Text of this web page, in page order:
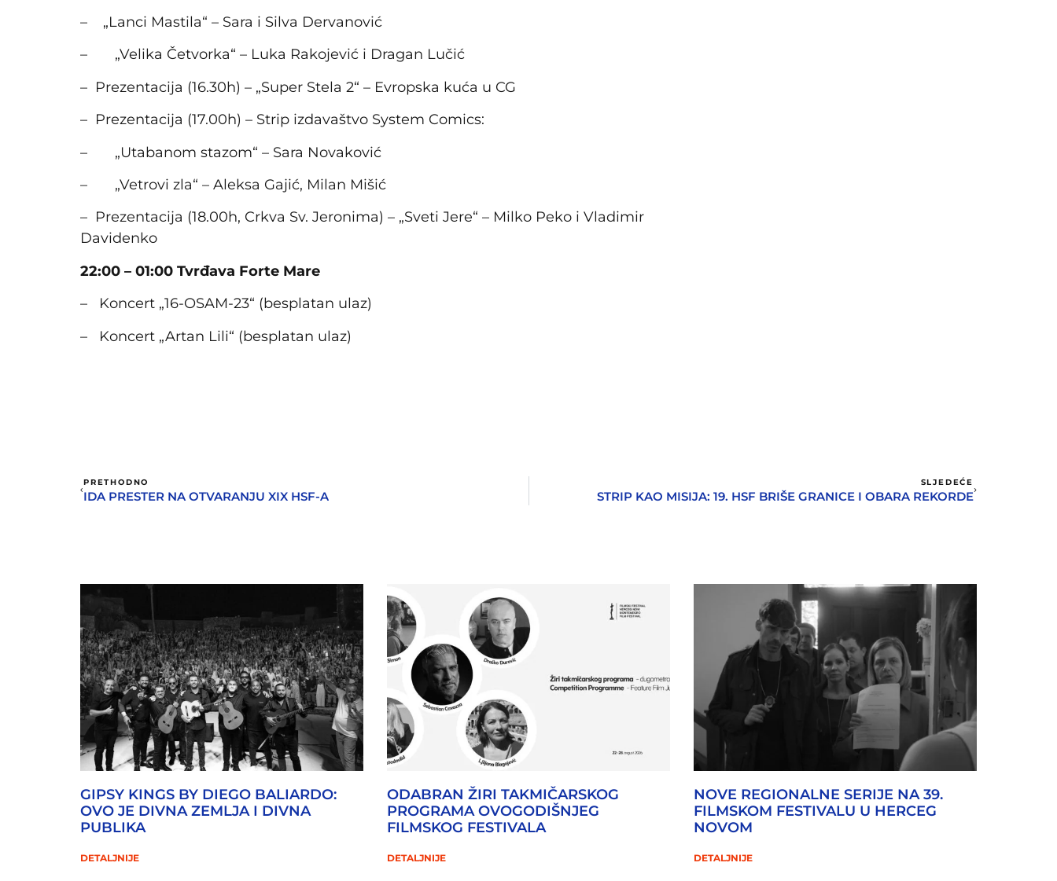
– „Lanci Mastila“ – Sara i Silva Dervanović
– „Velika Četvorka“ – Luka Rakojević i Dragan Lučić
– Prezentacija (16.30h) – „Super Stela 2“ – Evropska kuća u CG
– Prezentacija (17.00h) – Strip izdavaštvo System Comics:
– „Utabanom stazom“ – Sara Novaković
– „Vetrovi zla“ – Aleksa Gajić, Milan Mišić
– Prezentacija (18.00h, Crkva Sv. Jeronima) – „Sveti Jere“ – Milko Peko i Vladimir
Davidenko
22:00 – 01:00 Tvrđava Forte Mare
– Koncert „16-OSAM-23“ (besplatan ulaz)
– Koncert „Artan Lili“ (besplatan ulaz)
PRETHODNO
IDA PRESTER NA OTVARANJU XIX HSF-A
SLJEDEĆE
STRIP KAO MISIJA: 19. HSF BRIŠE GRANICE I OBARA REKORDE
GIPSY KINGS BY DIEGO BALIARDO:
OVO JE DIVNA ZEMLJA I DIVNA
PUBLIKA
DETALJNIJE
ODABRAN ŽIRI TAKMIČARSKOG
PROGRAMA OVOGODIŠNJEG
FILMSKOG FESTIVALA
DETALJNIJE
NOVE REGIONALNE SERIJE NA 39.
FILMSKOM FESTIVALU U HERCEG
NOVOM
DETALJNIJE